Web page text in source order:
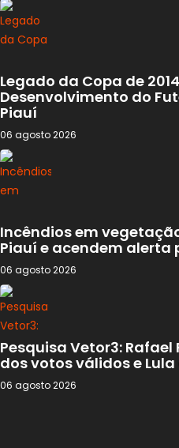
Legado da Copa de
Desenvolvimento do
Piauí
06 agosto 2026
Incêndios em
Piauí e acendem alerta
06 agosto 2026
Pesquisa Vetor3:
dos votos válidos e
06 agosto 2026